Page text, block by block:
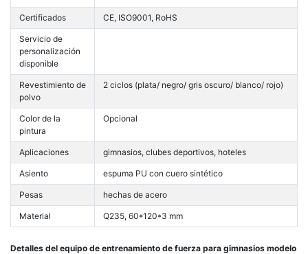
Certificados CE, ISO9001, RoHS
Servicio de
personalización
disponible
Revestimiento de
polvo
2 ciclos (plata/ negro/ gris oscuro/ blanco/ rojo)
Color de la
pintura
Opcional
Aplicaciones gimnasios, clubes deportivos, hoteles
Asiento espuma PU con cuero sintético
Pesas hechas de acero
Material Q235, 60*120*3 mm
Detalles del equipo de entrenamiento de fuerza para gimnasios modelo